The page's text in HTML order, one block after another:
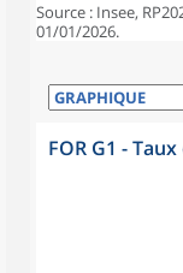
Source : Insee,
01/01/2026.
FOR G1 -